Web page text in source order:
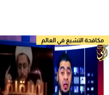
مكافحة التشيع في العالم